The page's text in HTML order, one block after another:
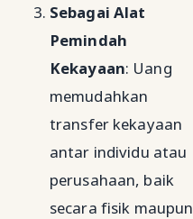
Sebagai Alat
Pemindah
Kekayaan: Uang
memudahkan
transfer kekayaan
antar individu atau
perusahaan, baik
secara fisik maupun